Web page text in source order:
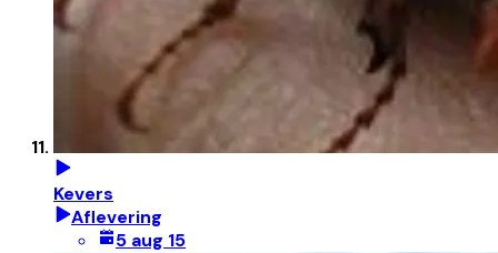
Kevers
Aflevering
5 aug 15